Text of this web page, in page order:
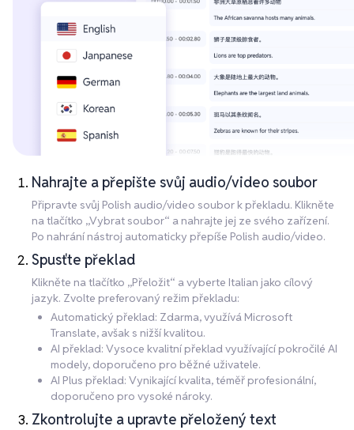
Nahrajte a přepište svůj audio/video soubor
Připravte svůj Polish audio/video soubor k překladu. Klikněte
na tlačítko „Vybrat soubor“ a nahrajte jej ze svého zařízení.
Po nahrání nástroj automaticky přepíše Polish audio/video.
Spusťte překlad
Klikněte na tlačítko „Přeložit“ a vyberte Italian jako cílový
jazyk. Zvolte preferovaný režim překladu:
Automatický překlad: Zdarma, využívá Microsoft
Translate, avšak s nižší kvalitou.
AI překlad: Vysoce kvalitní překlad využívající pokročilé AI
modely, doporučeno pro běžné uživatele.
AI Plus překlad: Vynikající kvalita, téměř profesionální,
doporučeno pro vysoké nároky.
Zkontrolujte a upravte přeložený text